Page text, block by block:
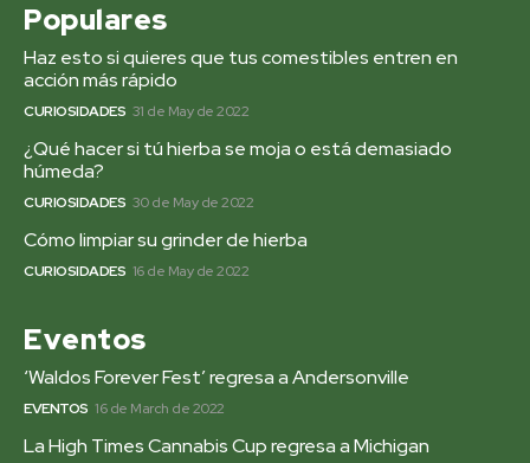
Populares
Haz esto si quieres que tus comestibles entren en
acción más rápido
CURIOSIDADES 31 de May de 2022
¿Qué hacer si tú hierba se moja o está demasiado
húmeda?
CURIOSIDADES 30 de May de 2022
Cómo limpiar su grinder de hierba
CURIOSIDADES 16 de May de 2022
Eventos
‘Waldos Forever Fest’ regresa a Andersonville
EVENTOS 16 de March de 2022
La High Times Cannabis Cup regresa a Michigan